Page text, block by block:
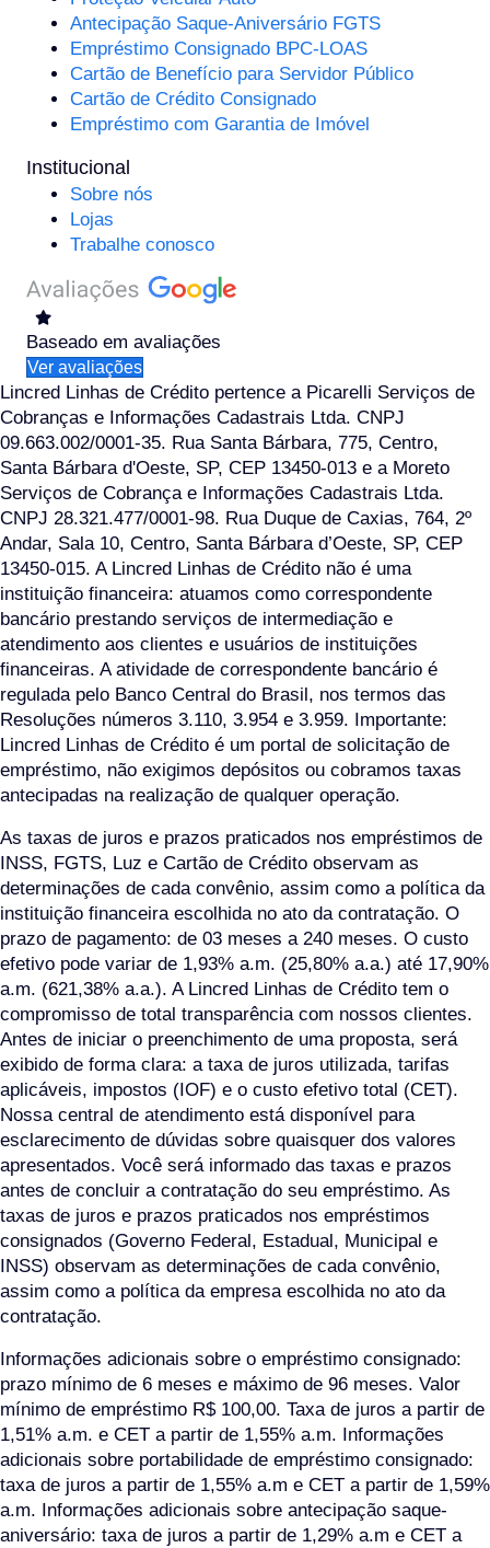
Antecipação Saque-Aniversário FGTS
Empréstimo Consignado BPC-LOAS
Cartão de Benefício para Servidor Público
Cartão de Crédito Consignado
Empréstimo com Garantia de Imóvel
Institucional
Sobre nós
Lojas
Trabalhe conosco
Baseado em avaliações
Ver avaliações
Lincred Linhas de Crédito pertence a Picarelli Serviços de
Cobranças e Informações Cadastrais Ltda. CNPJ
09.663.002/0001-35. Rua Santa Bárbara, 775, Centro,
Santa Bárbara d'Oeste, SP, CEP 13450-013 e a Moreto
Serviços de Cobrança e Informações Cadastrais Ltda.
CNPJ 28.321.477/0001-98. Rua Duque de Caxias, 764, 2º
Andar, Sala 10, Centro, Santa Bárbara d’Oeste, SP, CEP
13450-015. A Lincred Linhas de Crédito não é uma
instituição financeira: atuamos como correspondente
bancário prestando serviços de intermediação e
atendimento aos clientes e usuários de instituições
financeiras. A atividade de correspondente bancário é
regulada pelo Banco Central do Brasil, nos termos das
Resoluções números 3.110, 3.954 e 3.959. Importante:
Lincred Linhas de Crédito é um portal de solicitação de
empréstimo, não exigimos depósitos ou cobramos taxas
antecipadas na realização de qualquer operação.
As taxas de juros e prazos praticados nos empréstimos de
INSS, FGTS, Luz e Cartão de Crédito observam as
determinações de cada convênio, assim como a política da
instituição financeira escolhida no ato da contratação. O
prazo de pagamento: de 03 meses a 240 meses. O custo
efetivo pode variar de 1,93% a.m. (25,80% a.a.) até 17,90%
a.m. (621,38% a.a.). A Lincred Linhas de Crédito tem o
compromisso de total transparência com nossos clientes.
Antes de iniciar o preenchimento de uma proposta, será
exibido de forma clara: a taxa de juros utilizada, tarifas
aplicáveis, impostos (IOF) e o custo efetivo total (CET).
Nossa central de atendimento está disponível para
esclarecimento de dúvidas sobre quaisquer dos valores
apresentados. Você será informado das taxas e prazos
antes de concluir a contratação do seu empréstimo. As
taxas de juros e prazos praticados nos empréstimos
consignados (Governo Federal, Estadual, Municipal e
INSS) observam as determinações de cada convênio,
assim como a política da empresa escolhida no ato da
contratação.
Informações adicionais sobre o empréstimo consignado:
prazo mínimo de 6 meses e máximo de 96 meses. Valor
mínimo de empréstimo R$ 100,00. Taxa de juros a partir de
1,51% a.m. e CET a partir de 1,55% a.m. Informações
adicionais sobre portabilidade de empréstimo consignado:
taxa de juros a partir de 1,55% a.m e CET a partir de 1,59%
a.m. Informações adicionais sobre antecipação saque-
aniversário: taxa de juros a partir de 1,29% a.m e CET a